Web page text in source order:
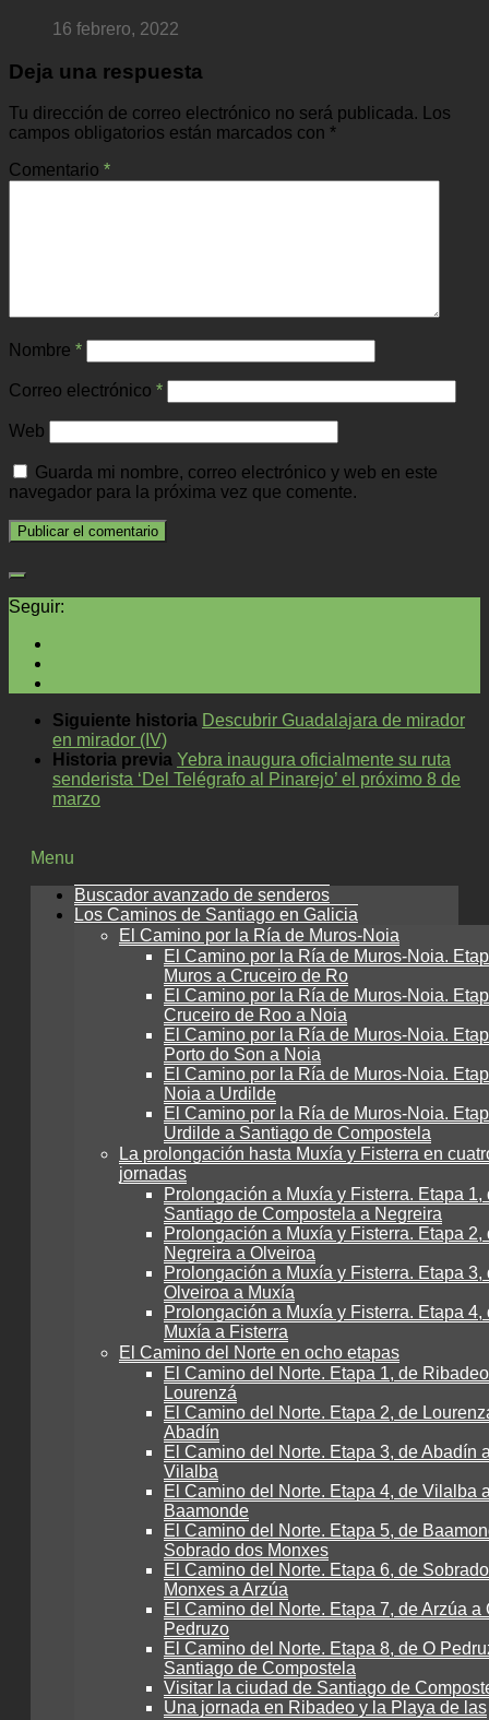
16 febrero, 2022
Deja una respuesta
Tu dirección de correo electrónico no será publicada.
Los
campos obligatorios están marcados con *
Comentario *
Nombre *
Correo electrónico *
Web
Guarda mi nombre, correo electrónico y web en este
navegador para la próxima vez que comente.
Seguir:
Siguiente historia Descubrir Guadalajara de mirador
en mirador (IV)
Historia previa Yebra inaugura oficialmente su ruta
senderista ‘Del Telégrafo al Pinarejo’ el próximo 8 de
marzo
Menu
Buscador avanzado de senderos
Los Caminos de Santiago en Galicia
El Camino por la Ría de Muros-Noia
El Camino por la Ría de Muros-Noia.
Muros a Cruceiro de Ro
El Camino por la Ría de Muros-Noia.
Cruceiro de Roo a Noia
El Camino por la Ría de Muros-Noia.
Porto do Son a Noia
El Camino por la Ría de Muros-Noia.
Noia a Urdilde
El Camino por la Ría de Muros-Noia.
Urdilde a Santiago de Compostela
La prolongación hasta Muxía y Fisterra en
jornadas
Prolongación a Muxía y Fisterra. Etapa 1,
Santiago de Compostela a Negreira
Prolongación a Muxía y Fisterra. Etapa 2,
Negreira a Olveiroa
Prolongación a Muxía y Fisterra. Etapa 3,
Olveiroa a Muxía
Prolongación a Muxía y Fisterra. Etapa 4,
Muxía a Fisterra
El Camino del Norte en ocho etapas
El Camino del Norte. Etapa 1, de
Lourenzá
El Camino del Norte. Etapa 2, de
Abadín
El Camino del Norte. Etapa 3, de Abadín
Vilalba
El Camino del Norte. Etapa 4, de Vilalba
Baamonde
El Camino del Norte. Etapa 5, de
Sobrado dos Monxes
El Camino del Norte. Etapa 6, de
Monxes a Arzúa
El Camino del Norte. Etapa 7, de Arzúa a
Pedruzo
El Camino del Norte. Etapa 8, de O
Santiago de Compostela
Visitar la ciudad de Santiago de
Una jornada en Ribadeo y la Playa de las